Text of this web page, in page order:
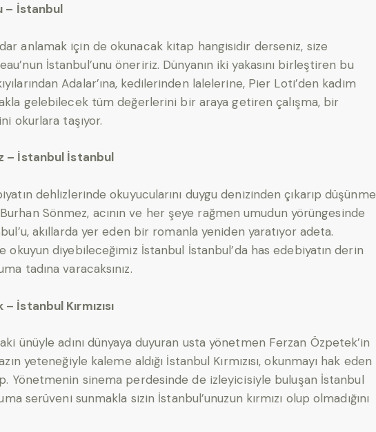
İstanbul
anlamak için de okunacak kitap hangisidir derseniz, size
İstanbul’unu öneririz. Dünyanın iki yakasını birleştiren bu
Adalar’ına, kedilerinden lalelerine, Pier Loti’den kadim
akla gelebilecek tüm değerlerini bir araya getiren çalışma, bir
okurlara taşıyor.
İstanbul İstanbul
dehlizlerinde okuyucularını duygu denizinden çıkarıp düşünme
Sönmez, acının ve her şeye rağmen umudun yörüngesinde
akıllarda yer eden bir romanla yeniden yaratıyor adeta.
okuyun diyebileceğimiz İstanbul İstanbul’da has edebiyatın derin
tadına varacaksınız.
İstanbul Kırmızısı
ünüyle adını dünyaya duyuran usta yönetmen Ferzan Özpetek’in
yeteneğiyle kaleme aldığı İstanbul Kırmızısı, okunmayı hak eden
Yönetmenin sinema perdesinde de izleyicisiyle buluşan İstanbul
serüveni sunmakla sizin İstanbul’unuzun kırmızı olup olmadığını